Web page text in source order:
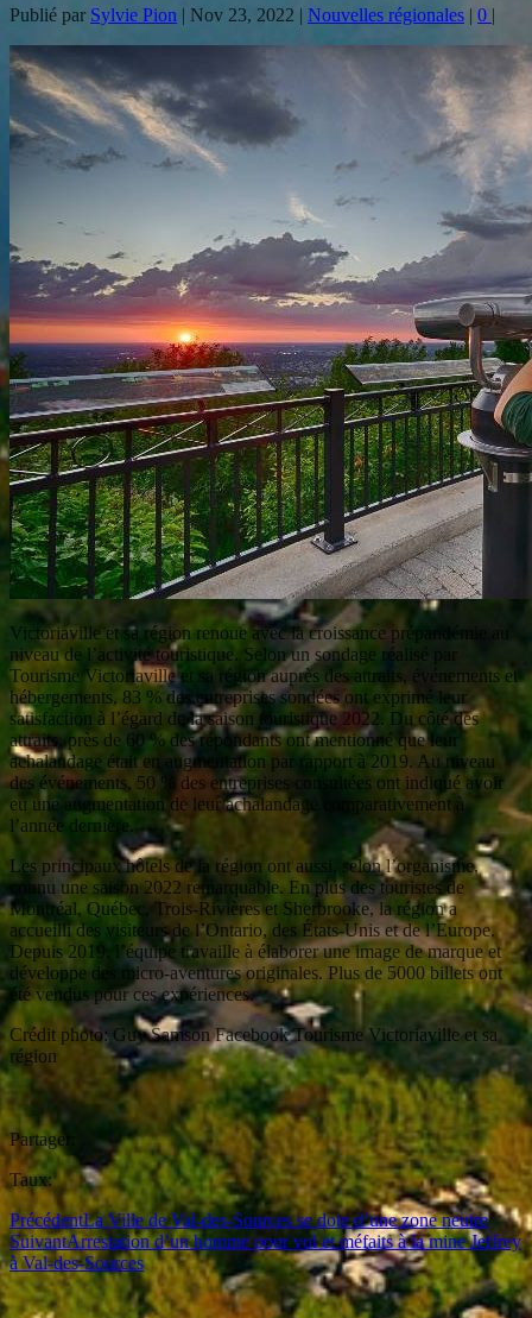
Publié par Sylvie Pion | Nov 23, 2022 | Nouvelles régionales | 0 |
Victoriaville et sa région renoue avec la croissance prépandémie au
niveau de l’activité touristique. Selon un sondage réalisé par
Tourisme Victoriaville et sa région auprès des attraits, événements et
hébergements, 83 % des entreprises sondées ont exprimé leur
satisfaction à l’égard de la saison touristique 2022. Du côté des
attraits, près de 60 % des répondants ont mentionné que leur
achalandage était en augmentation par rapport à 2019. Au niveau
des événements, 50 % des entreprises consultées ont indiqué avoir
eu une augmentation de leur achalandage comparativement à
l’année dernière.
Les principaux hôtels de la région ont aussi, selon l’organisme,
connu une saison 2022 remarquable. En plus des touristes de
Montréal, Québec, Trois-Rivières et Sherbrooke, la région a
accueilli des visiteurs de l’Ontario, des États-Unis et de l’Europe.
Depuis 2019, l’équipe travaille à élaborer une image de marque et
développe des micro-aventures originales. Plus de 5000 billets ont
été vendus pour ces expériences.
Crédit photo: Guy Samson Facebook Tourisme Victoriaville et sa
région
Partager:
Taux:
PrécédentLa Ville de Val-des-Sources se dote d’une zone neutre
SuivantArrestation d’un homme pour vol et méfaits à la mine Jeffrey
à Val-des-Sources